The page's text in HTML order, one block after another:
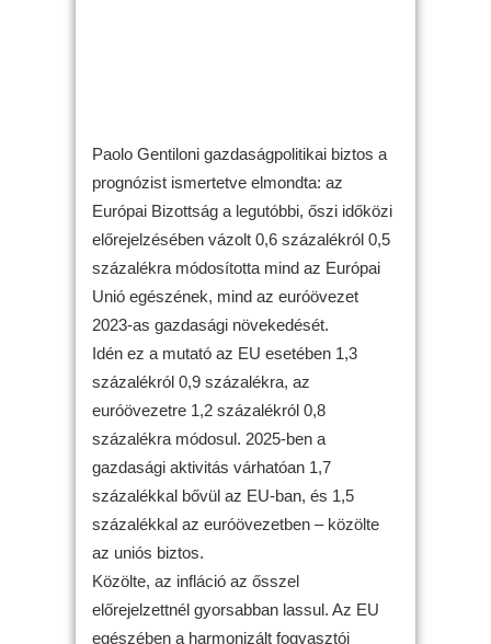
Paolo Gentiloni gazdaságpolitikai biztos a
prognózist ismertetve elmondta: az
Európai Bizottság a legutóbbi, őszi időközi
előrejelzésében vázolt 0,6 százalékról 0,5
százalékra módosította mind az Európai
Unió egészének, mind az euróövezet
2023-as gazdasági növekedését.
Idén ez a mutató az EU esetében 1,3
százalékról 0,9 százalékra, az
euróövezetre 1,2 százalékról 0,8
százalékra módosul. 2025-ben a
gazdasági aktivitás várhatóan 1,7
százalékkal bővül az EU-ban, és 1,5
százalékkal az euróövezetben – közölte
az uniós biztos.
Közölte, az infláció az ősszel
előrejelzettnél gyorsabban lassul. Az EU
egészében a harmonizált fogyasztói